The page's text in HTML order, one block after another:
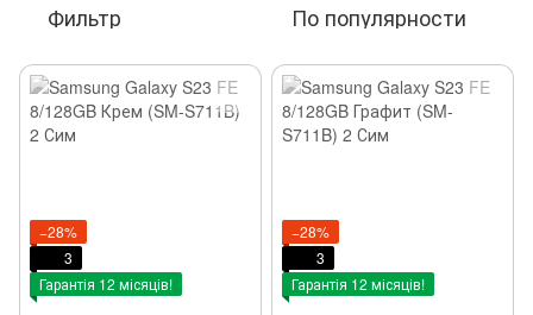
Фильтр По популярности
−28%
3
Гарантія 12 місяців!
−28%
3
Гарантія 12 місяців!